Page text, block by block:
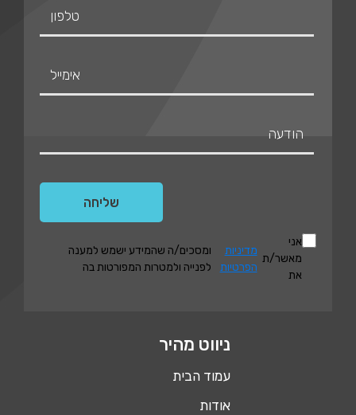
אני
מאשר/ת
את
מדיניות
הפרטיות
ומסכים/ה שהמידע ישמש למענה
לפנייה ולמטרות המפורטות בה
ניווט מהיר
עמוד הבית
אודות